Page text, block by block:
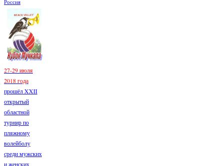
Россия
27-29 июля
2018 года
прошёл XXII
открытый
областной
турнир по
пляжному
волейболу
среди мужских
и женских